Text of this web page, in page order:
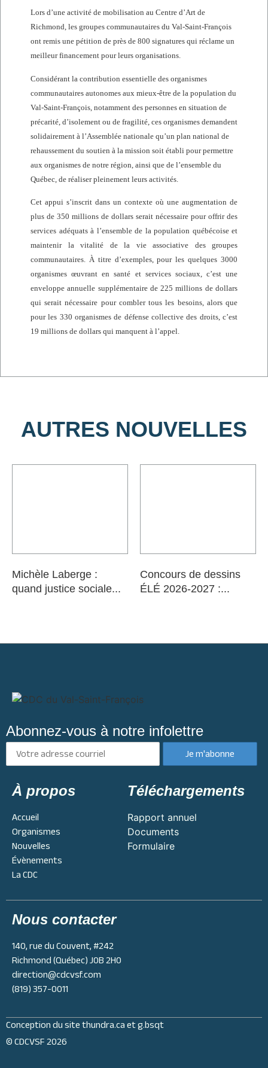
Lors d’une activité de mobilisation au Centre d’Art de
Richmond, les groupes communautaires du Val-Saint-François
ont remis une pétition de près de 800 signatures qui réclame un
meilleur financement pour leurs organisations.
Considérant la contribution essentielle des organismes
communautaires autonomes aux mieux-être de la population du
Val-Saint-François, notamment des personnes en situation de
précarité, d’isolement ou de fragilité, ces organismes demandent
solidairement à l’Assemblée nationale qu’un plan national de
rehaussement du soutien à la mission soit établi pour permettre
aux organismes de notre région, ainsi que de l’ensemble du
Québec, de réaliser pleinement leurs activités.
Cet appui s’inscrit dans un contexte où une augmentation de
plus de 350 millions de dollars serait nécessaire pour offrir des
services adéquats à l’ensemble de la population québécoise et
maintenir la vitalité de la vie associative des groupes
communautaires. À titre d’exemples, pour les quelques 3000
organismes œuvrant en santé et services sociaux, c’est une
enveloppe annuelle supplémentaire de 225 millions de dollars
qui serait nécessaire pour combler tous les besoins, alors que
pour les 330 organismes de défense collective des droits, c’est
19 millions de dollars qui manquent à l’appel.
AUTRES NOUVELLES
Michèle Laberge :
quand justice sociale...
Concours de dessins
ÉLÉ 2026-2027 :...
Abonnez-vous à notre infolettre
À propos
Accueil
Organismes
Nouvelles
Évènements
La CDC
Téléchargements
Rapport annuel
Documents
Formulaire
Nous contacter
140, rue du Couvent, #242
Richmond (Québec) J0B 2H0
direction@cdcvsf.com
(819) 357-0011
© CDCVSF 2026
Conception du sitethundra.caetg.bsqt